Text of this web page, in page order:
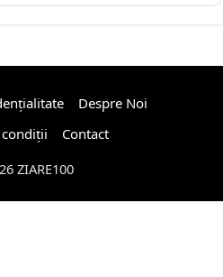
Despre Noi
Contact
ZIARE100